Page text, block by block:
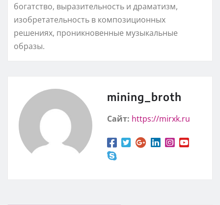
богатство, выразительность и драматизм,
изобретательность в композиционных
решениях, проникновенные музыкальные
образы.
mining_broth
Сайт: https://mirxk.ru